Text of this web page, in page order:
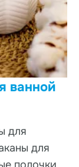
ванной
для
для